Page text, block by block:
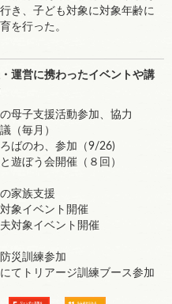
き、子ども対象に対象年齢に
を行った。
運営に携わったイベントや講
母子支援活動参加、協力
（毎月）
ろばのわ、参加（9/26)
遊ぼう会開催（８回）
家族支援
対象イベント開催
夫対象イベント開催
災訓練参加
にてトリアージ訓練ブース参加